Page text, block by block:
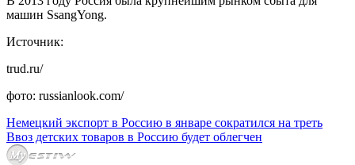
машин SsangYong.
Источник:
trud.ru/
фото: russianlook.com/
Немецкий экспорт в Россию в январе сократился на треть
Ввоз детских товаров в Россию будет облегчен